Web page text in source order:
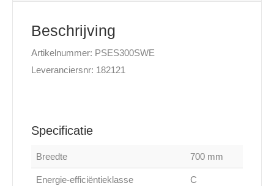
Beschrijving
Artikelnummer: PSES300SWE
Leveranciersnr: 182121
Specificatie
Breedte 700 mm
Energie-efficiëntieklasse C